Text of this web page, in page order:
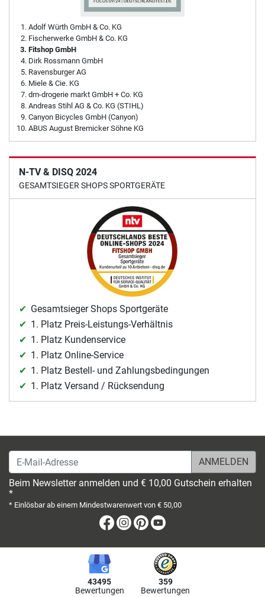
Adolf Würth GmbH & Co. KG
Fischerwerke GmbH & Co. KG
Fitshop GmbH
Dirk Rossmann GmbH
Ravensburger AG
Miele & Cie. KG
dm-drogerie markt GmbH + Co. KG
Andreas Stihl AG & Co. KG (STIHL)
Canyon Bicycles GmbH (Canyon)
ABUS August Bremicker Söhne KG
N-TV & DISQ 2024
GESAMTSIEGER SHOPS SPORTGERÄTE
Gesamtsieger Shops Sportgeräte
1. Platz Preis-Leistungs-Verhältnis
1. Platz Kundenservice
1. Platz Online-Service
1. Platz Bestell- und Zahlungsbedingungen
1. Platz Versand / Rücksendung
E-Mail-Adresse
Beim Newsletter anmelden und € 10,00 Gutschein erhalten
*
* Einlösbar ab einem Mindestwarenwert von € 50,00
Facebook
Instagram
Pinterest
43495
Bewertungen
359
Bewertungen